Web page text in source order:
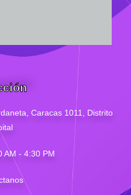
Caracas 1011, Distrito
AM - 4:30 PM